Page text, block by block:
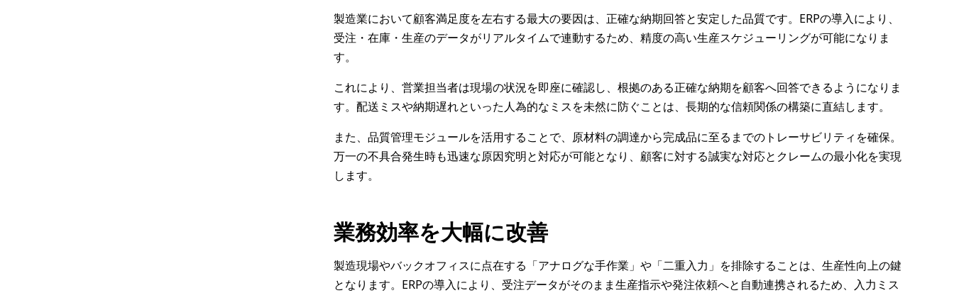
製造業において顧客満足度を左右する最大の要因は、正確な納期回答と安定した品質です。ERPの導入により、
受注・在庫・生産のデータがリアルタイムで連動するため、精度の高い生産スケジューリングが可能になりま
す。
これにより、営業担当者は現場の状況を即座に確認し、根拠のある正確な納期を顧客へ回答できるようになりま
す。配送ミスや納期遅れといった人為的なミスを未然に防ぐことは、長期的な信頼関係の構築に直結します。
また、品質管理モジュールを活用することで、原材料の調達から完成品に至るまでのトレーサビリティを確保。
万一の不具合発生時も迅速な原因究明と対応が可能となり、顧客に対する誠実な対応とクレームの最小化を実現
します。
業務効率を大幅に改善
製造現場やバックオフィスに点在する「アナログな手作業」や「二重入力」を排除することは、生産性向上の鍵
となります。ERPの導入により、受注データがそのまま生産指示や発注依頼へと自動連携されるため、入力ミス